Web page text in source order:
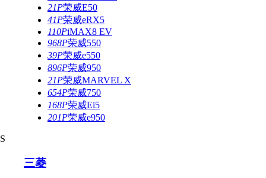
21P荣威E50
41P荣威eRX5
110PiMAX8 EV
968P荣威550
39P荣威e550
896P荣威950
21P荣威MARVEL X
654P荣威750
168P荣威Ei5
201P荣威e950
S
三菱